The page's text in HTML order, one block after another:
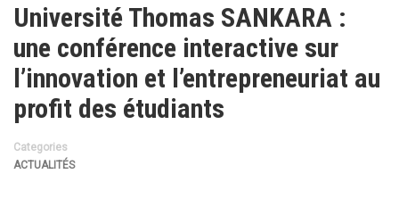
Université Thomas SANKARA :
une conférence interactive sur
l’innovation et l’entrepreneuriat au
profit des étudiants
Categories
ACTUALITÉS